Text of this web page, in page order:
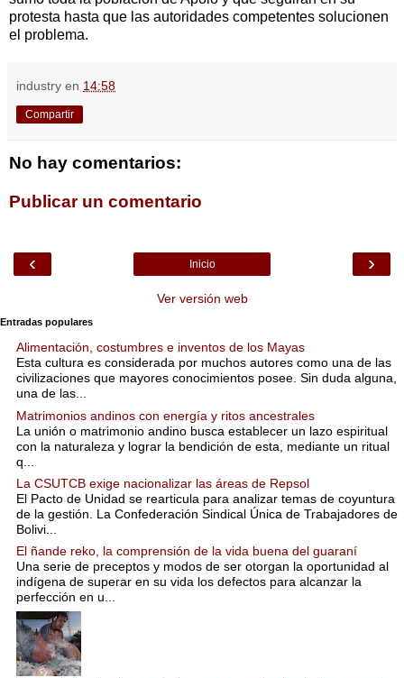
protesta hasta que las autoridades competentes solucionen
el problema.
industry en 14:58
Compartir
No hay comentarios:
Publicar un comentario
‹ ›
Inicio
Ver versión web
Entradas populares
Alimentación, costumbres e inventos de los Mayas
Esta cultura es considerada por muchos autores como una de las
civilizaciones que mayores conocimientos posee. Sin duda alguna,
una de las...
Matrimonios andinos con energía y ritos ancestrales
La unión o matrimonio andino busca establecer un lazo espiritual
con la naturaleza y lograr la bendición de esta, mediante un ritual
q...
La CSUTCB exige nacionalizar las áreas de Repsol
El Pacto de Unidad se rearticula para analizar temas de coyuntura
de la gestión. La Confederación Sindical Única de Trabajadores de
Bolivi...
El ñande reko, la comprensión de la vida buena del guaraní
Una serie de preceptos y modos de ser otorgan la oportunidad al
indígena de superar en su vida los defectos para alcanzar la
perfección en u...